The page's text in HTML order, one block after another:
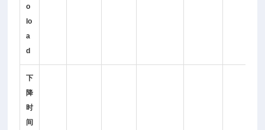
o
lo
a
d
下
降
时
间